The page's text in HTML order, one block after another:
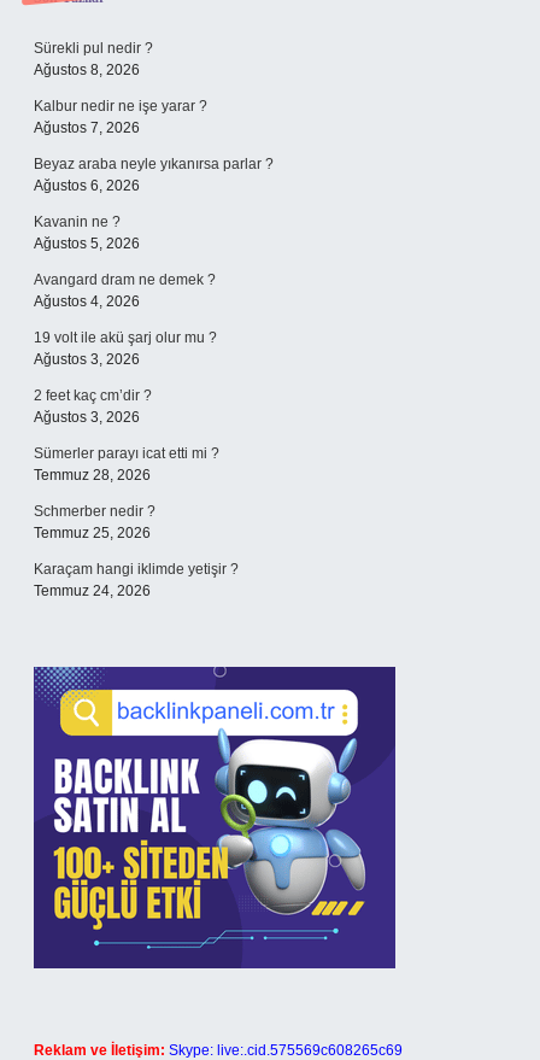
Sidebar
Sürekli pul nedir ?
Ağustos 8, 2026
Kalbur nedir ne işe yarar ?
Ağustos 7, 2026
Beyaz araba neyle yıkanırsa parlar ?
Ağustos 6, 2026
Kavanin ne ?
Ağustos 5, 2026
Avangard dram ne demek ?
Ağustos 4, 2026
19 volt ile akü şarj olur mu ?
Ağustos 3, 2026
2 feet kaç cm’dir ?
Ağustos 3, 2026
Sümerler parayı icat etti mi ?
Temmuz 28, 2026
Schmerber nedir ?
Temmuz 25, 2026
Karaçam hangi iklimde yetişir ?
Temmuz 24, 2026
Reklam ve İletişim: Skype: live:.cid.575569c608265c69